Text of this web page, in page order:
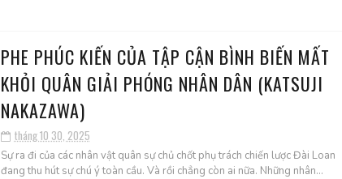
PHE PHÚC KIẾN CỦA TẬP CẬN BÌNH BIẾN MẤT
KHỎI QUÂN GIẢI PHÓNG NHÂN DÂN (KATSUJI
NAKAZAWA)
tháng 10 30, 2025
Sự ra đi của các nhân vật quân sự chủ chốt phụ trách chiến lược Đài Loan
đang thu hút sự chú ý toàn cầu. Và rồi chẳng còn ai nữa. Những nhân...